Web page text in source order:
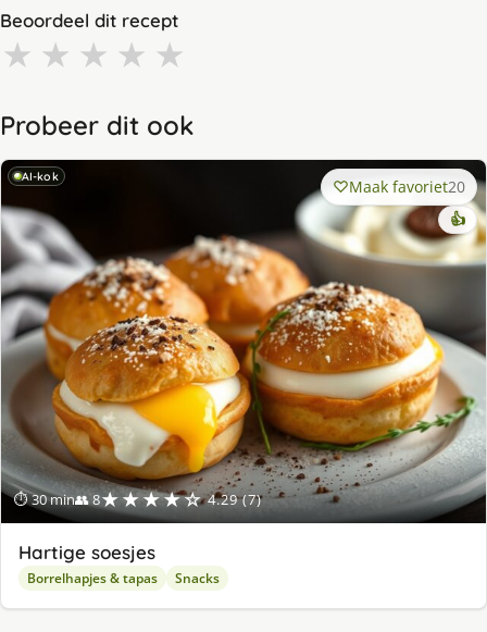
Beoordeel dit recept
★ ★ ★ ★ ★
Probeer dit ook
AI-kok
⏱ 30 min👥 8★★★★☆ 4.29 (7)
Maak favoriet20
👍
Hartige soesjes
Borrelhapjes & tapas Snacks